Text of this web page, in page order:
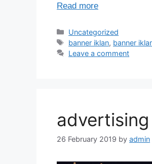
Read more
Categories
Uncategorized
Tags
banner iklan, banner
Leave a comment
26 February 2019 by admin